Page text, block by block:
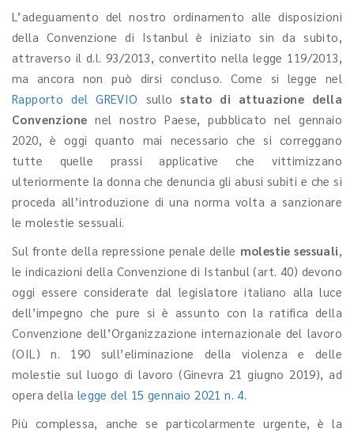
L’adeguamento del nostro ordinamento alle disposizioni
della Convenzione di Istanbul è iniziato sin da subito,
attraverso il d.l. 93/2013, convertito nella legge 119/2013,
ma ancora non può dirsi concluso. Come si legge nel
Rapporto del GREVIO sullostato di attuazione della
Convenzione nel nostro Paese, pubblicato nel gennaio
2020, è oggi quanto mai necessario che si correggano
tutte quelle prassi applicative che vittimizzano
ulteriormente la donna che denuncia gli abusi subiti e che si
proceda all’introduzione di una norma volta a sanzionare
le molestie sessuali.
Sul fronte della repressione penale delle molestie sessuali,
le indicazioni della Convenzione di Istanbul (art. 40) devono
oggi essere considerate dal legislatore italiano alla luce
dell’impegno che pure si è assunto con la ratifica della
Convenzione dell’Organizzazione internazionale del lavoro
(OIL) n. 190 sull’eliminazione della violenza e delle
molestie sul luogo di lavoro (Ginevra 21 giugno 2019), ad
opera della legge del 15 gennaio 2021 n. 4.
Più complessa, anche se particolarmente urgente, è la